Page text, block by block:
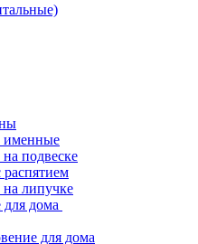
подвеске
липучке
для дома
для дома